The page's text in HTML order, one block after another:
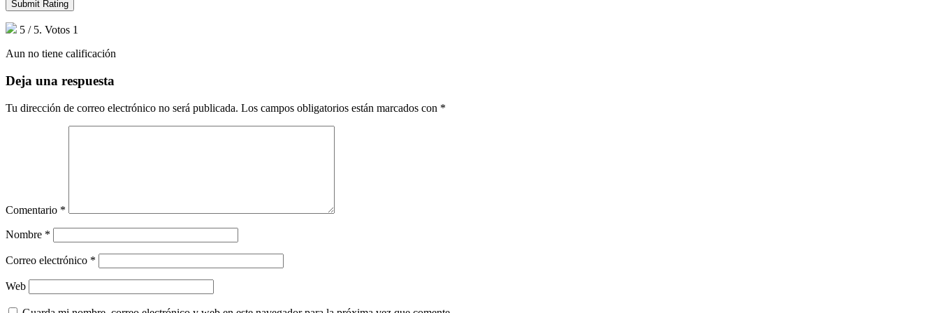
Submit Rating
5 / 5. Votos 1
Aun no tiene calificación
Deja una respuesta
Tu dirección de correo electrónico no será publicada. Los campos obligatorios están marcados con *
Comentario *
Nombre *
Correo electrónico *
Web